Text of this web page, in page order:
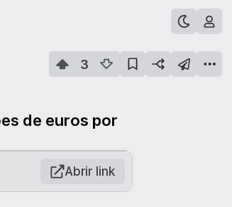
3
de euros por
Abrir link